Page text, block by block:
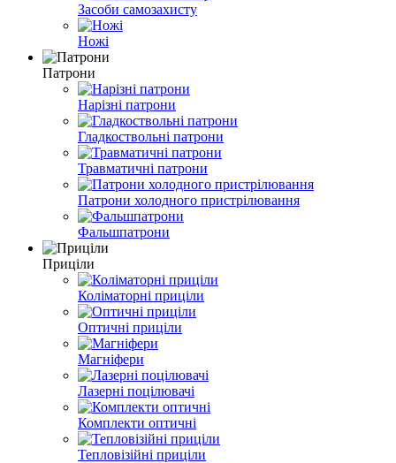
Засоби самозахисту
Ножі
Патрони
Нарізні патрони
Гладкоствольні патрони
Травматичні патрони
Патрони холодного пристрілювання
Фальшпатрони
Приціли
Коліматорні приціли
Оптичні приціли
Магніфери
Лазерні поцілювачі
Комплекти оптичні
Тепловізійні приціли